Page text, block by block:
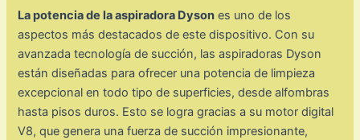
La potencia de la aspiradora Dyson es uno de los
aspectos más destacados de este dispositivo. Con su
avanzada tecnología de succión, las aspiradoras Dyson
están diseñadas para ofrecer una potencia de limpieza
excepcional en todo tipo de superficies, desde alfombras
hasta pisos duros. Esto se logra gracias a su motor digital
V8, que genera una fuerza de succión impresionante,